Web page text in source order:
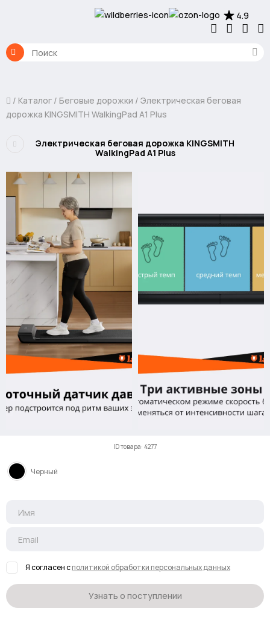
4.9
Каталог Беговые дорожки
Электрическая беговая
дорожка KINGSMITH WalkingPad A1 Plus
Электрическая беговая дорожка KINGSMITH
WalkingPad A1 Plus
ID товара: 4277
Черный
Я согласен сполитикой обработки персональных данных
Узнать о поступлении